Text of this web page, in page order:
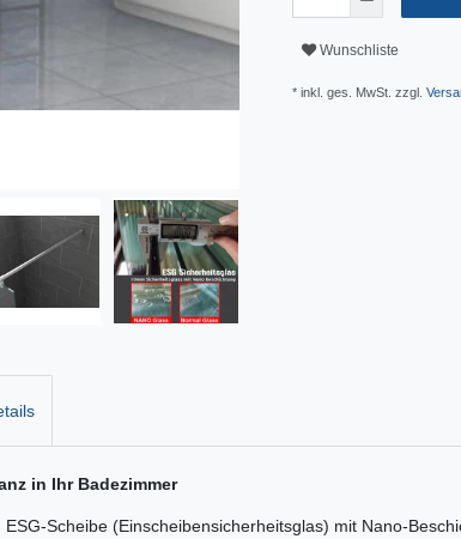
Wunschliste
* inkl. ges. MwSt. zzgl.
in Ihr Badezimmer
Scheibe (Einscheibensicherheitsglas) mit Nano-